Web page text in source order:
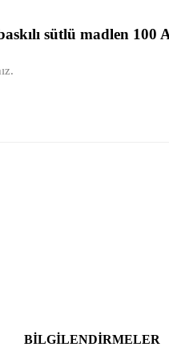
sütlü madlen
.
BILGILENDIRMELER